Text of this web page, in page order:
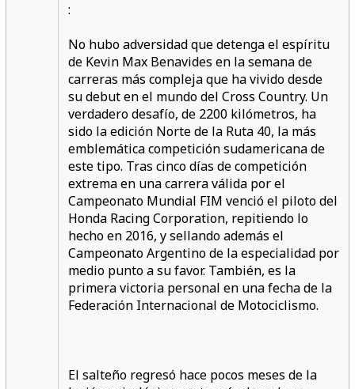
:
No hubo adversidad que detenga el espíritu
de Kevin Max Benavides en la semana de
carreras más compleja que ha vivido desde
su debut en el mundo del Cross Country. Un
verdadero desafío, de 2200 kilómetros, ha
sido la edición Norte de la Ruta 40, la más
emblemática competición sudamericana de
este tipo. Tras cinco días de competición
extrema en una carrera válida por el
Campeonato Mundial FIM venció el piloto del
Honda Racing Corporation, repitiendo lo
hecho en 2016, y sellando además el
Campeonato Argentino de la especialidad por
medio punto a su favor. También, es la
primera victoria personal en una fecha de la
Federación Internacional de Motociclismo.
El salteño regresó hace pocos meses de la